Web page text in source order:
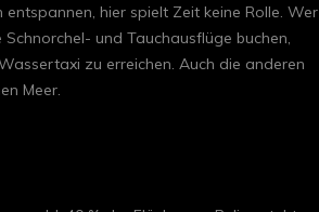
hier spielt Zeit keine Rolle. Wer
und Tauchausflüge buchen,
zu erreichen. Auch die anderen
Meer.